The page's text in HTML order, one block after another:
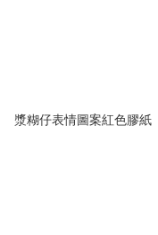
漿糊仔表情圖案紅色膠紙